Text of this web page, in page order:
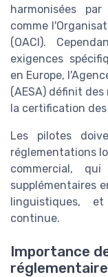
harmonisées
comme
(OACI).
exigences
en Europe,
(AESA) définit
la certification
Les pilotes
réglementations
commercial,
supplémentaires
linguistiques,
continue.
Importance
réglementaire